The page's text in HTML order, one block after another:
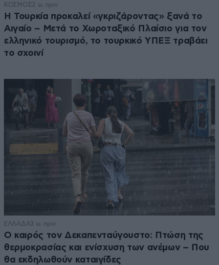
Μου φαίνεται [...]&nbsp; ότι το "άι γα ..." που ακούς το
παίρνεις ως ευχή,γιαυτό το επιδιώκεις. Εντάξει, το να
είναι κάποιος [...]&nbsp; είναι κάτι το σύνηθες πλέον.
Απαντήστε
ΚΟΣΜΟΣ2 ω. πριν
Η Τουρκία προκαλεί «γκριζάροντας» ξανά το
Αιγαίο – Μετά το Χωροταξικό Πλαίσιο για τον
ελληνικό τουρισμό, το τουρκικό ΥΠΕΞ τραβάει
το σχοινί
ΕΛΛΑΔΑ3 ω. πριν
Ο καιρός τον Δεκαπενταύγουστο: Πτώση της
θερμοκρασίας και ενίσχυση των ανέμων – Που
θα εκδηλωθούν καταιγίδες